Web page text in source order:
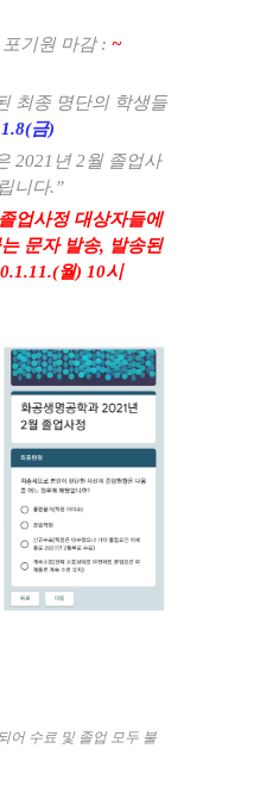
포기원 마감: ~
최종 명단의 학생들
금)
2021 년2월 졸업사
니다.”
업사정 대상자들에
문자 발송, 발송된
월) 10시
어 수료 및 졸업 모두 불